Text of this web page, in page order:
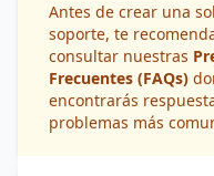
Antes de crear una
soporte, te
consultar nuestras
Frecuentes (FAQs)
encontrarás
problemas más